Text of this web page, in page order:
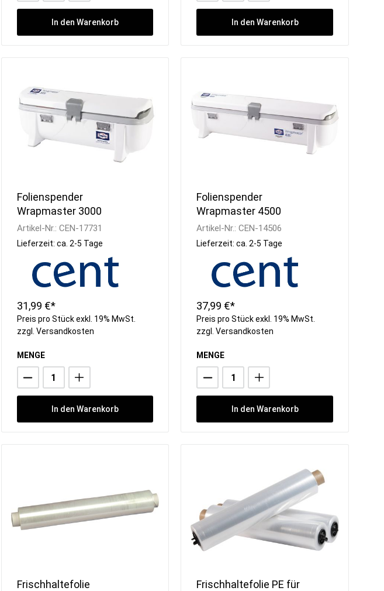
In den Warenkorb In den Warenkorb
Folienspender
Wrapmaster 3000
Artikel-Nr.: CEN-17731
Lieferzeit: ca. 2-5 Tage
31,99 €*
Preis pro Stück exkl. 19% MwSt.
zzgl. Versandkosten
MENGE
In den Warenkorb
Folienspender
Wrapmaster 4500
Artikel-Nr.:CEN-14506
Lieferzeit: ca. 2-5 Tage
37,99 €*
Preis pro Stück exkl. 19% MwSt.
zzgl.Versandkosten
MENGE
In den Warenkorb
Frischhaltefolie
Frischhaltefolie PE für